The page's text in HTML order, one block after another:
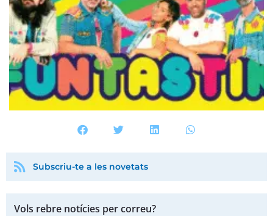
Subscriu-te a les novetats
Vols rebre notícies per correu?